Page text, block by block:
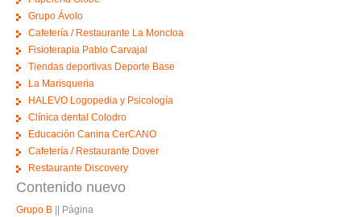
Grupo Ávolo
Cafetería / Restaurante La Moncloa
Fisioterapia Pablo Carvajal
Tiendas deportivas Deporte Base
La Marisqueria
HALEVO Logopedia y Psicología
Clínica dental Colodro
Educación Canina CerCANO
Cafetería / Restaurante Dover
Restaurante Discovery
Contenido nuevo
Grupo B
Página